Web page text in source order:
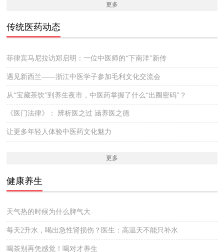
更多
传统医药动态
菲律宾马尼拉访郑启明：一位中医师的“下南洋”新传
遇见新西兰——浙江中医学子参加毛利文化交流会
从“宝藏茶饮”到养生夜市，中医药掌握了什么“出圈密码”？
《医门法律》： 辨析医之过 涵养医之德
让更多年轻人体验中医药文化魅力
更多
健康养生
天气热的时候为什么脾气大
每天2升水，喝出急性肾损伤？医生：高温天不能只补水
喝茶别再凭感觉！喝对才养生